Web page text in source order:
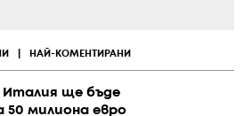
НАЙ-КОМЕНТИРАНИ
Италия ще бъде
50 милиона евро